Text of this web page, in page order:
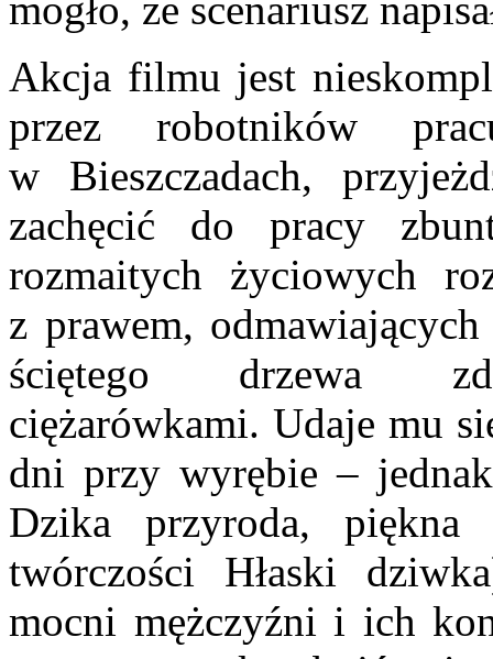
mogło, że scenariusz
Akcja filmu jest
przez robotników
w Bieszczadach,
zachęcić do pracy
rozmaitych życiowych
z prawem,
ściętego drzewa
ciężarówkami. Udaje mu
dni przy wyrębie –
Dzika przyroda,
twórczości Hłaski
mocni mężczyźni i ich